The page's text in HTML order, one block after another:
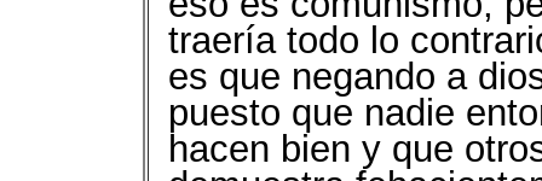
traería todo lo
es que negando a
puesto que nadie
hacen bien y que